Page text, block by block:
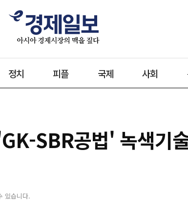
정치 피플 국제 사회
SBR공법' 녹색기
있습니다.